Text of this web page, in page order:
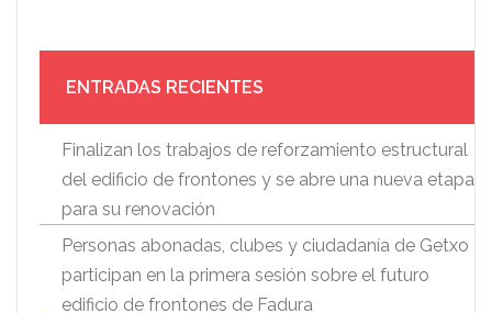
ENTRADAS RECIENTES
Finalizan los trabajos de reforzamiento estructural
del edificio de frontones y se abre una nueva etapa
para su renovación
Personas abonadas, clubes y ciudadanía de Getxo
participan en la primera sesión sobre el futuro
edificio de frontones de Fadura